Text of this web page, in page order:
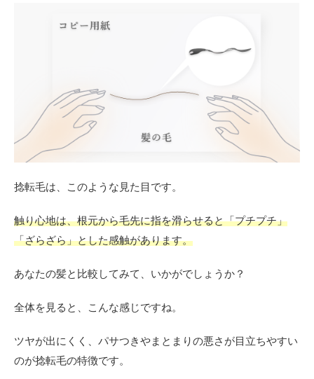
に良
くな
ホー
ムケ
方法
とお
すす
製品
4．ヘ
メー
ジ
捻転毛は、このような見た目です。
触り心地は、根元から毛先に指を滑らせると「プチプチ」
「ざらざら」とした感触があります。
あなたの髪と比較してみて、いかがでしょうか？
全体を見ると、こんな感じですね。
ツヤが出にくく、パサつきやまとまりの悪さが目立ちやすい
のが捻転毛の特徴です。